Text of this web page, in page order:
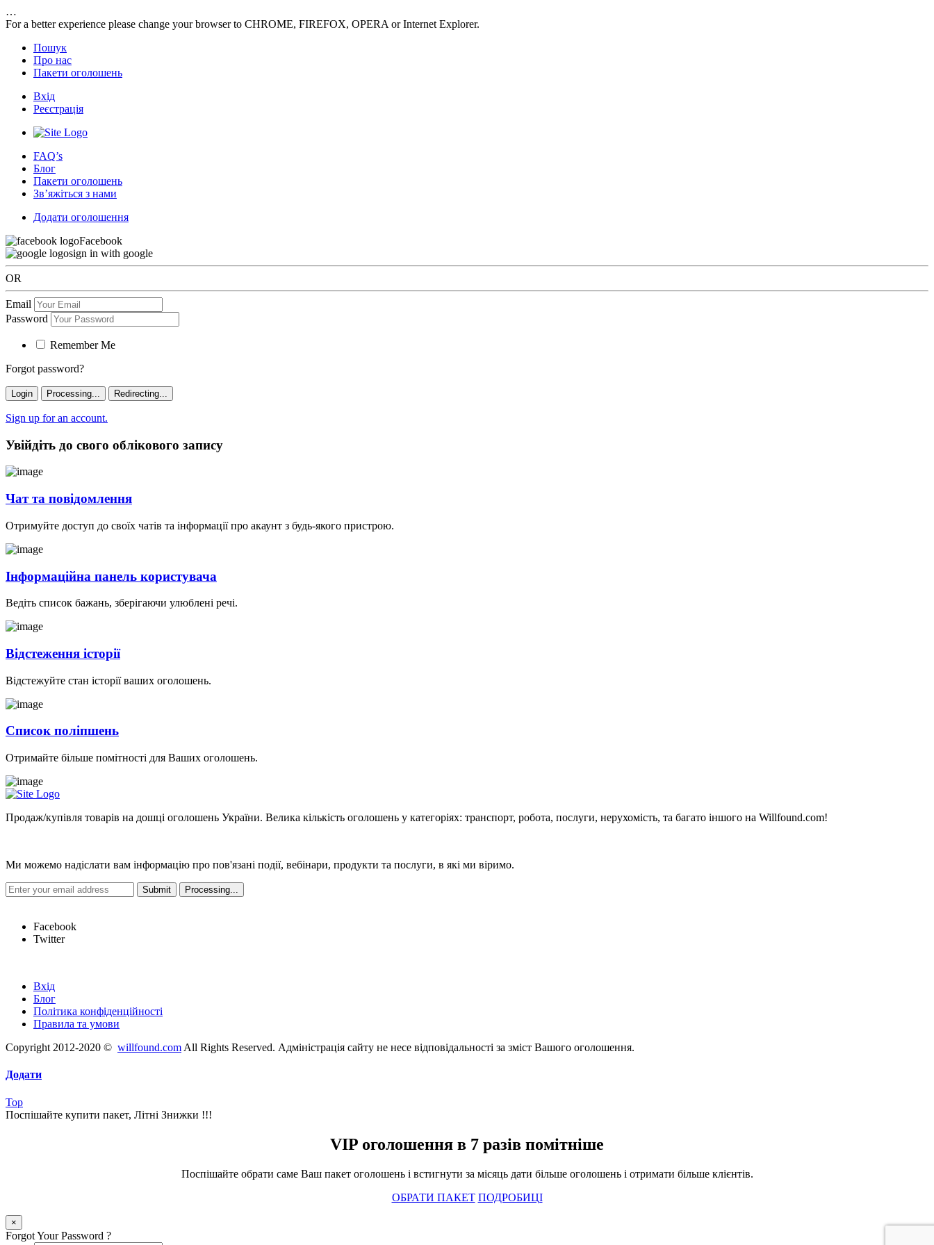
…
For a better experience please change your browser to CHROME, FIREFOX, OPERA or Internet Explorer.
Пошук
Про нас
Пакети оголошень
Вхід
Реєстрація
FAQ’s
Блог
Пакети оголошень
Зв’яжіться з нами
Додати оголошення
Facebook
sign in with google
OR
Email
Password
Remember Me
Forgot password?
Login Processing... Redirecting...
Sign up for an account.
Увійдіть до свого облікового запису
Чат та повідомлення
Отримуйте доступ до своїх чатів та інформації про акаунт з будь-якого пристрою.
Інформаційна панель користувача
Ведіть список бажань, зберігаючи улюблені речі.
Відстеження історії
Відстежуйте стан історії ваших оголошень.
Список поліпшень
Отримайте більше помітності для Ваших оголошень.
Продаж/купівля товарів на дошці оголошень України. Велика кількість оголошень у категоріях: транспорт, робота, послуги, нерухомість, та багато іншого на Willfound.com!
Ми можемо надіслати вам інформацію про пов'язані події, вебінари, продукти та послуги, в які ми віримо.
Facebook
Twitter
Вхід
Блог
Політика конфіденційності
Правила та умови
Copyright 2012-2020 © willfound.com All Rights Reserved. Адміністрація сайту не несе відповідальності за зміст Вашого оголошення.
Додати
Top
Поспішайте купити пакет, Літні Знижки !!!
VIP оголошення в 7 разів помітніше
Поспішайте обрати саме Ваш пакет оголошень і встигнути за місяць дати більше оголошень і отримати більше клієнтів.
ОБРАТИ ПАКЕТ ПОДРОБИЦІ
×
Forgot Your Password ?